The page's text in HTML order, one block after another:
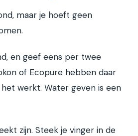
maar je hoeft geen
en geef eens per twee
of Ecopure hebben daar
werkt. Water geven is een
zijn. Steek je vinger in de